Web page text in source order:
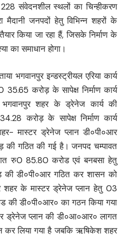
संवेदनशील स्थलों का चिन्हीकरण
मैदानी जनपदों हेतु विभिन्न शहरों के
किया जा रहा हैं, जिसके निर्माण के
का समाधान होगा।
भगवानपुर इन्डस्ट्रीयल एरिया कार्य
करोड़ के सापेक्ष निर्माण कार्य
शहर के ड्रेनेज कार्य की
करोड़ के सापेक्ष निर्माण कार्य
मास्टर ड्रेनेज प्लान डी०पी०आर
गठित की गई है। जनपद चम्पावत
रु0 85.80 करोड एवं बनबसा हेतु
डी०पी०आर गठित कर शासन को
शहर के मास्टर ड्रेनेज प्लान हेतु 03
डी०पी०आर० का गठन किया गया
ड्रेनेज प्लान की डी०आ०आर० लागत
कर लिया गया है जबकि ऋषिकेश शहर